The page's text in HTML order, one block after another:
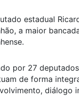
estadual
a maior
por 27
de forma
diálogo